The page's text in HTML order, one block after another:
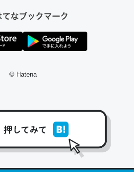
週間とかの人が多いそうだけど、
った遠方の父67歳と僕。ITツール導入で
に変化した｜tayorini by LIFULL介護
の家に設置した。ポケットWifiみ
ったけどAlexaしか使わないので
ないですよ。参考：
entry/2019/05/15/1805
© Hatena